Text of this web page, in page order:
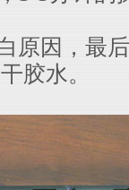
因，最
胶水。